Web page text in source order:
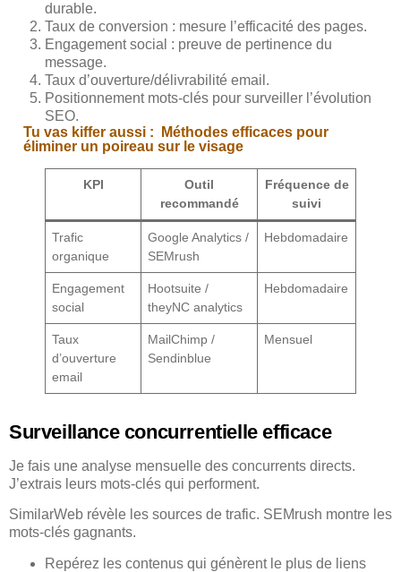
durable.
Taux de conversion : mesure l’efficacité des pages.
Engagement social : preuve de pertinence du
message.
Taux d’ouverture/délivrabilité email.
Positionnement mots-clés pour surveiller l’évolution
SEO.
Tu vas kiffer aussi :
Méthodes efficaces pour
éliminer un poireau sur le visage
KPI
Outil
recommandé
Fréquence de
suivi
Trafic
organique
Google Analytics /
SEMrush
Hebdomadaire
Engagement
social
Hootsuite /
theyNC analytics
Hebdomadaire
Taux
d’ouverture
email
MailChimp /
Sendinblue
Mensuel
Surveillance concurrentielle efficace
Je fais une analyse mensuelle des concurrents directs.
J’extrais leurs mots-clés qui performent.
SimilarWeb révèle les sources de trafic. SEMrush montre les
mots-clés gagnants.
Repérez les contenus qui génèrent le plus de liens